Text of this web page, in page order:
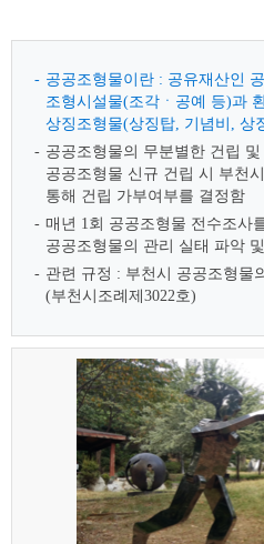
공공조형물이란 : 공유재산인
조형시설물(조각ㆍ공예 등)과
상징조형물(상징탑, 기념비, 상
공공조형물의 무분별한 건립
공공조형물 신규 건립 시 부천
통해 건립 가부여부를 결정함
매년 1회 공공조형물 전수조사
공공조형물의 관리 실태 파악
관련 규정 : 부천시 공공조형물
(부천시조례제3022호)